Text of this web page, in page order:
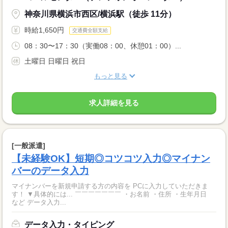
神奈川県横浜市西区/横浜駅（徒歩 11分）
時給1,650円 交通費全額支給
08：30〜17：30（実働08：00、休憩01：00）...
土曜日 日曜日 祝日
もっと見る
求人詳細を見る
[一般派遣]
【未経験OK】短期◎コツコツ入力◎マイナン
バーのデータ入力
マイナンバーを新規申請する方の内容を PCに入力していただきま
す！ ▼具体的には... ￣￣￣￣￣￣￣ ・お名前 ・住所 ・生年月日
など データ入力...
データ入力・タイピング